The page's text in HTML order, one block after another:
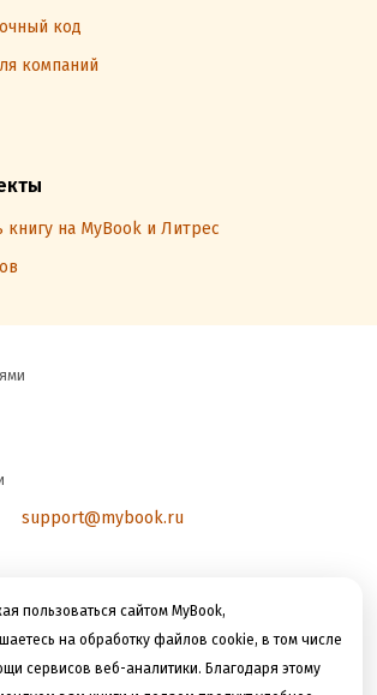
пользоваться сайтом MyBook,
на обработку файлов cookie, в том числе
сервисов веб-аналитики. Благодаря этому
код
компаний
книгу на MyBook и Литрес
support@mybook.ru